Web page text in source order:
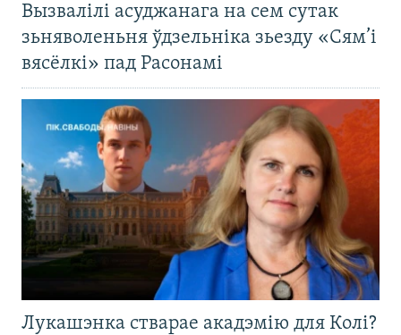
Вызвалілі асуджанага на сем сутак
зьняволеньня ўдзельніка зьезду «Сям’і
вясёлкі» пад Расонамі
Лукашэнка стварае акадэмію для Колі?